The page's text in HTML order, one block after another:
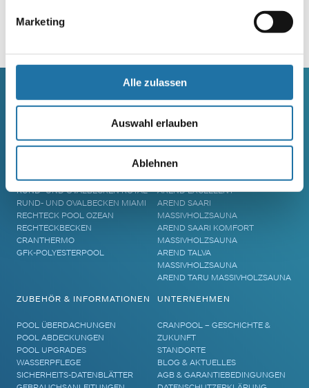
Marketing
Alle zulassen
Auswahl erlauben
Ablehnen
RUNDBECKEN RIMINI
RUND- UND OVALBECKEN RIVA
RUND- UND OVALBECKEN ROYAL
RUND- UND OVALBECKEN MIAMI
RECHTECK POOL OZEAN
RECHTECKBECKEN
CRANTHERMO
GFK-POLYESTERPOOL
SAUNA
AREND MAATA KOMFORT
AREND PERFEKT
AREND EXCELLENT
AREND SAARI
MASSIVHOLZSAUNA
AREND SAARI KOMFORT
MASSIVHOLZSAUNA
AREND TALVA
MASSIVHOLZSAUNA
AREND TARU MASSIVHOLZSAUNA
ZUBEHÖR & INFORMATIONEN
POOL ÜBERDACHUNGEN
POOL ABDECKUNGEN
POOL UPGRADES
WASSERPFLEGE
SICHERHEITS-DATENBLÄTTER
UNTERNEHMEN
CRANPOOL – GESCHICHTE &
ZUKUNFT
STANDORTE
BLOG & AKTUELLES
AGB & GARANTIEBEDINGUNGEN